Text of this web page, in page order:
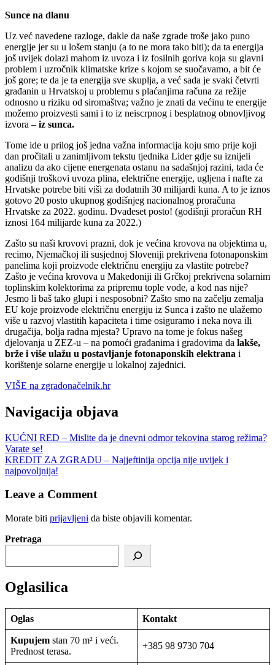
Sunce na dlanu
Uz već navedene razloge, dakle da naše zgrade troše jako puno
energije jer su u lošem stanju (a to ne mora tako biti); da ta energija
još uvijek dolazi mahom iz uvoza i iz fosilnih goriva koja su glavni
problem i uzročnik klimatske krize s kojom se suočavamo, a bit će
još gore; te da je ta energija sve skuplja, a već sada je svaki četvrti
građanin u Hrvatskoj u problemu s plaćanjima računa za režije
odnosno u riziku od siromaštva; važno je znati da većinu te energije
možemo proizvesti sami i to iz neiscrpnog i besplatnog obnovljivog
izvora – iz sunca.
Tome ide u prilog još jedna važna informacija koju smo prije koji
dan pročitali u zanimljivom tekstu tjednika Lider gdje su iznijeli
analizu da ako cijene energenata ostanu na sadašnjoj razini, tada će
godišnji troškovi uvoza plina, električne energije, ugljena i nafte za
Hrvatske potrebe biti viši za dodatnih 30 milijardi kuna. A to je iznos
gotovo 20 posto ukupnog godišnjeg nacionalnog proračuna
Hrvatske za 2022. godinu. Dvadeset posto! (godišnji proračun RH
iznosi 164 milijarde kuna za 2022.)
Zašto su naši krovovi prazni, dok je većina krovova na objektima u,
recimo, Njemačkoj ili susjednoj Sloveniji prekrivena fotonaponskim
panelima koji proizvode električnu energiju za vlastite potrebe?
Zašto je većina krovova u Makedoniji ili Grčkoj prekrivena solarnim
toplinskim kolektorima za pripremu tople vode, a kod nas nije?
Jesmo li baš tako glupi i nesposobni? Zašto smo na začelju zemalja
EU koje proizvode električnu energiju iz Sunca i zašto ne ulažemo
više u razvoj vlastitih kapaciteta i time osiguramo i neka nova ili
drugačija, bolja radna mjesta? Upravo na tome je fokus našeg
djelovanja u ZEZ-u – na pomoći građanima i gradovima da lakše,
brže i više ulažu u postavljanje fotonaponskih elektrana i
korištenje solarne energije u lokalnoj zajednici.
VIŠE na zgradonačelnik.hr
Navigacija objava
KUĆNI RED – Mislite da je dnevni odmor tekovina starog režima?
Varate se!
KREDIT ZA ZGRADU – Najjeftinija opcija nije uvijek i
najpovoljnija!
Leave a Comment
Morate biti prijavljeni da biste objavili komentar.
Pretraga
Oglasilica
Oglas Kontakt
Kupujem stan 70 m² i veći.
Prednost terasa.
+385 98 9730 704